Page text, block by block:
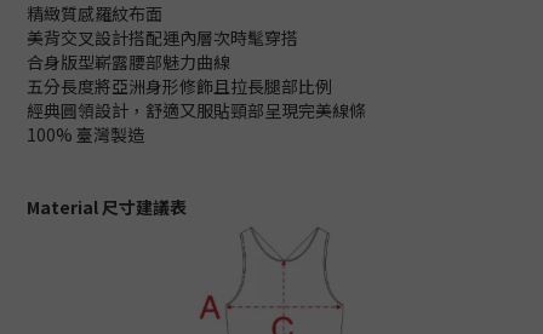
精緻質感羅紋布面
美背交叉設計搭配運內層次時髦穿搭
合身版型嶄露腰部魅力曲線
五分長度將亞洲身形修飾且拉長腿部比例
經典圓領設計，舒適又服貼頸部呈現完美線條
100% 臺灣製造
Material 尺寸建議表